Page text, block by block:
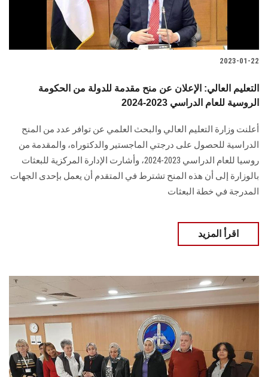
2023-01-22
التعليم العالي: الإعلان عن منح مقدمة للدولة من الحكومة
الروسية للعام الدراسي 2023-2024
أعلنت وزارة التعليم العالي والبحث العلمي عن توافر عدد من المنح
الدراسية للحصول على درجتي الماجستير والدكتوراه، والمقدمة من
روسيا للعام الدراسي 2023-2024، وأشارت الإدارة المركزية للبعثات
بالوزارة إلى أن هذه المنح تشترط في المتقدم أن يعمل بإحدى الجهات
المدرجة في خطة البعثات
اقرأ المزيد